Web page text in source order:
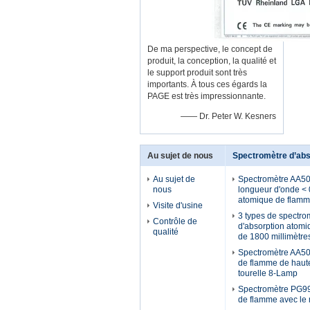
De ma perspective, le concept de
produit, la conception, la qualité et
le support produit sont très
importants. À tous ces égards la
PAGE est très impressionnante.
—— Dr. Peter W. Kesners
Au sujet de nous
Au sujet de
nous
Visite d'usine
Contrôle de
qualité
Spectromètre
Spectromètre
longueur d'onde
atomique de
3 types de
d'absorption
de 1800
Spectromètre
de flamme de
tourelle 8-Lamp
Spectromètre
de flamme avec le